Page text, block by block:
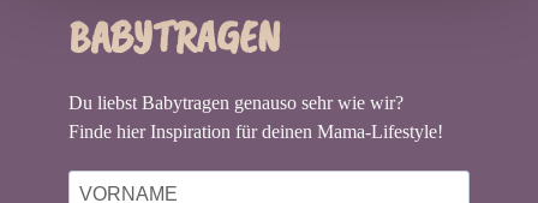
BABYTRAGEN
Du liebst Babytragen genauso sehr wie wir?
Finde hier Inspiration für deinen Mama-Lifestyle!